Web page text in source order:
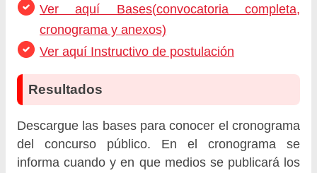
Ver aquí Bases(convocatoria completa,
cronograma y anexos)
Ver aquí Instructivo de postulación
Resultados
Descargue las bases para conocer el cronograma
del concurso público. En el cronograma se
informa cuando y en que medios se publicará los